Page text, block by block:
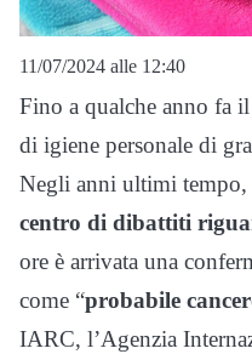
11/07/2024 alle 12:40
Fino a qualche anno fa
di igiene personale di
Negli anni ultimi tempo,
centro di dibattiti
ore è arrivata una
come “probabile
IARC, l’Agenzia